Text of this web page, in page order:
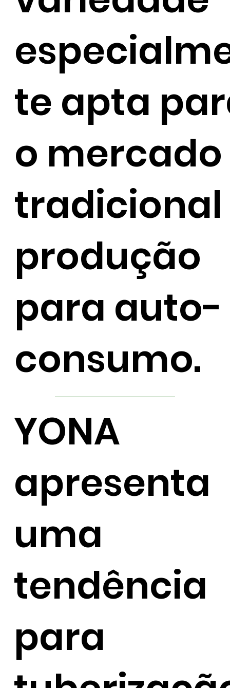
te apta
o mercado
tradicional
produção
para auto-
consumo.
YONA
apresenta
uma
tendência
para